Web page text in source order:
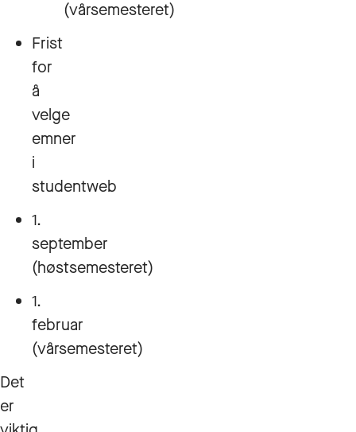
(vårsemesteret)
Frist
for
å
velge
emner
i
studentweb
1.
september
(høstsemesteret)
1.
februar
(vårsemesteret)
Det
er